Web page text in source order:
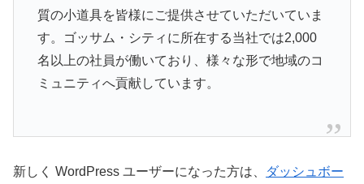
質の小道具を皆様にご提供させていただいていま
す。ゴッサム・シティに所在する当社では2,000
名以上の社員が働いており、様々な形で地域のコ
ミュニティへ貢献しています。
新しく WordPress ユーザーになった方は、
ダッシュボー